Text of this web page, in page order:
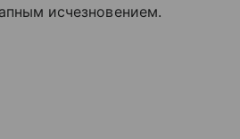
исчезновением.